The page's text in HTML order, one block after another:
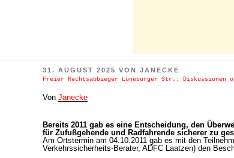
VERÖFFENTLICHT
AM
31. AUGUST 2025 VONJANECKE
Freier Rechtsabbieger Lüneburger Str.: Diskussionen
VonJanecke
Bereits 2011 gab es eine Entscheidung, den
für Zufußgehende und Radfahrende sicherer zu
Am Ortstermin am 04.10.2011 gab es mit den
Verkehrssicherheits-Berater, ADFC Laatzen) den